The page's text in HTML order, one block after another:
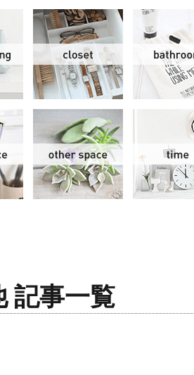
リビング＆ダイニング クローゼット
スモールオフィス
記事一覧